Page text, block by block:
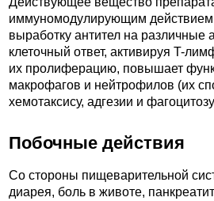
иммуномодулирующим
выработку антител на различные
клеточный ответ, активируя T-
их пролиферацию, повышает
макрофагов и нейтрофилов (их
хемотаксису, адгезии и
Побочные действия
Со стороны пищеварительной
диарея, боль в животе,